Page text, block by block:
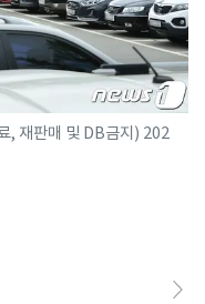
, 재판매 및 DB금지) 202